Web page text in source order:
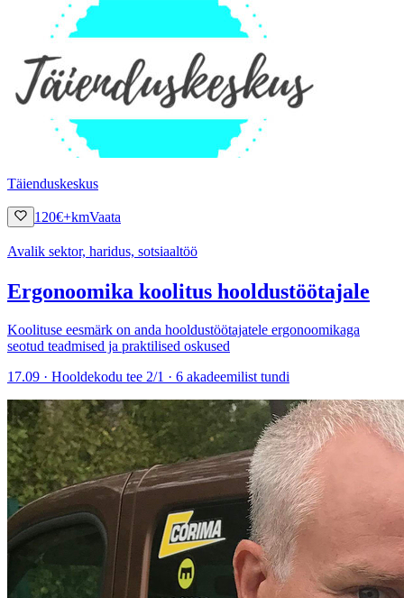
Täienduskeskus
120€+kmVaata
Avalik sektor, haridus, sotsiaaltöö
Ergonoomika koolitus hooldustöötajale
Koolituse eesmärk on anda hooldustöötajatele ergonoomikaga
seotud teadmised ja praktilised oskused
17.09 · Hooldekodu tee 2/1 · 6 akadeemilist tundi